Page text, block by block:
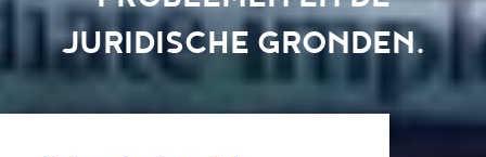
JURIDISCHE GRONDEN.